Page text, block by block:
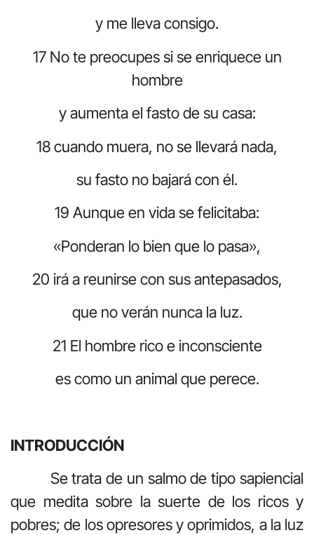
y me lleva consigo.
17 No te preocupes si se enriquece un
hombre
y aumenta el fasto de su casa:
18 cuando muera, no se llevará nada,
su fasto no bajará con él.
19 Aunque en vida se felicitaba:
«Ponderan lo bien que lo pasa»,
20 irá a reunirse con sus antepasados,
que no verán nunca la luz.
21 El hombre rico e inconsciente
es como un animal que perece.
INTRODUCCIÓN
Se trata de un salmo de tipo sapiencial
que medita sobre la suerte de los ricos y
pobres; de los opresores y oprimidos, a la luz